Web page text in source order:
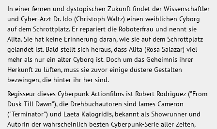
In einer fernen und dystopischen Zukunft findet der Wissenschaftler
und Cyber-Arzt Dr. Ido (Christoph Waltz) einen weiblichen Cyborg
auf dem Schrottplatz. Er repariert die Roboterfrau und nennt sie
Alita. Sie hat keine Erinnerung daran, wie sie auf dem Schrottplatz
gelandet ist. Bald stellt sich heraus, dass Alita (Rosa Salazar) viel
mehr als nur ein alter Cyborg ist. Doch um das Geheimnis ihrer
Herkunft zu lüften, muss sie zuvor einige düstere Gestalten
bezwingen, die hinter ihr her sind.
Regisseur dieses Cyberpunk-Actionfilms ist Robert Rodriguez ("From
Dusk Till Dawn"), die Drehbuchautoren sind James Cameron
("Terminator") und Laeta Kalogridis, bekannt als Showrunner und
Autorin der wahrscheinlich besten Cyberpunk-Serie aller Zeiten,